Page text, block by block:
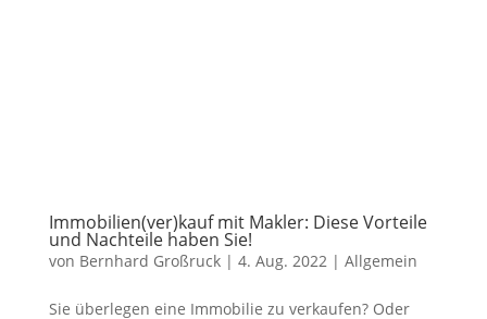
Immobilien(ver)kauf mit Makler: Diese Vorteile
und Nachteile haben Sie!
von Bernhard Großruck| 4. Aug. 2022| Allgemein
Sie überlegen eine Immobilie zu verkaufen? Oder